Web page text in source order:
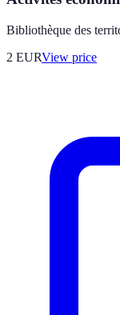
Bibliothèque des
2 EURView price